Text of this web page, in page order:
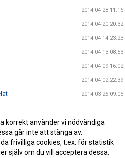
2014-04-28 11:16
2014-04-20 20:32
2014-04-14 23:23
2014-04-13 08:53
2014-04-09 16:02
2014-04-02 22:39
2014-03-25 09:05
2014-02-17 15:00
2014-01-26 11:37
korrekt använder vi nödvändiga
går inte att stänga av.
frivilliga cookies, t.ex. för statistik
själv om du vill acceptera dessa.